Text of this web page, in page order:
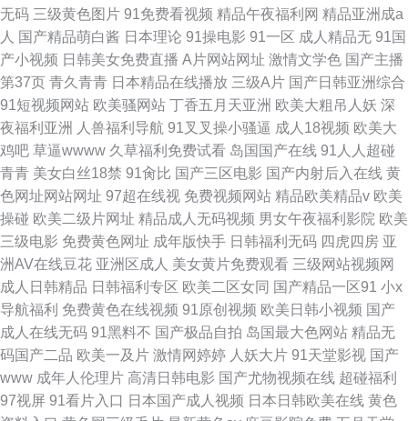
无码 三级黄色图片 91免费看视频 精品午夜福利网 精品亚洲成a
人 国产精品萌白酱 日本理论 91操电影 91一区 成人精品无 91国
产小视频 日韩美女免费直播 A片网站网址 激情文学色 国产主播
第37页 青久青青 日本精品在线播放 三级A片 国产日韩亚洲综合
91短视频网站 欧美骚网站 丁香五月天亚洲 欧美大粗吊人妖 深
夜福利亚洲
人兽福利导航 91叉叉操小骚逼 成人18视频 欧美大
鸡吧 草逼wwww 久草福利免费试看 岛国国产在线 91人人超碰
青青 美女白丝18禁 91肏比 国产三区电影 国产内射后入在线 黄
色网址网站网址 97超在线视 免费视频网站 精品欧美精品v 欧美
操碰 欧美二级片网址 精品成人无码视频 男女午夜福利影院 欧美
三级电影 免费黄色网址 成年版快手 日韩福利无码 四虎四房 亚
洲AV在线豆花 亚洲区成人 美女黄片免费观看 三级网站视频网
成人日韩精品 日韩福利专区 欧美二区女同 国产精品一区91 小x
导航福利 免费黄色在线视频 91原创视频 欧美日韩小视频 国产
成人在线无码 91黑料不 国产极品自拍 岛国最大色网站 精品无
码国产二品 欧美一及片 激情网婷婷 人妖大片 91天堂影视 国产
www 成年人伦理片 高清日韩电影 国产尤物视频在线 超碰福利
97视屏 91看片入口 日本国产成人视频 日本日韩欧美在线 黄色